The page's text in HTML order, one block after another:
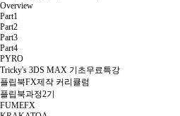
Overview
Part1
Part2
Part3
Part4
PYRO
Tricky's 3DS MAX 기초무료특강
플립북FX제작 커리큘럼
플립북과정2기
FUMEFX